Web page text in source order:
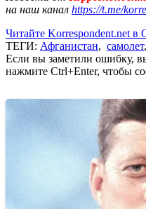
на наш канал https://t.me/
Читайте Korrespondent.net в
ТЕГИ: Афганистан, самолет,
Если вы заметили ошибку,
нажмите Ctrl+Enter, чтобы